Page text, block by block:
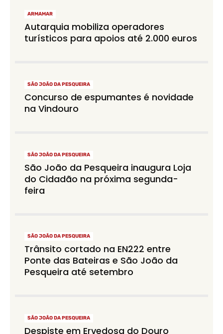
ARMAMAR
Autarquia mobiliza operadores
turísticos para apoios até 2.000 euros
SÃO JOÃO DA PESQUEIRA
Concurso de espumantes é novidade
na Vindouro
SÃO JOÃO DA PESQUEIRA
São João da Pesqueira inaugura Loja
do Cidadão na próxima segunda-
feira
SÃO JOÃO DA PESQUEIRA
Trânsito cortado na EN222 entre
Ponte das Bateiras e São João da
Pesqueira até setembro
SÃO JOÃO DA PESQUEIRA
Despiste em Ervedosa do Douro